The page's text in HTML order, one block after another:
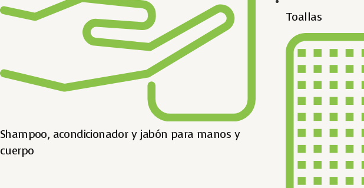
Shampoo, acondicionador y jabón para manos y
cuerpo
Toallas